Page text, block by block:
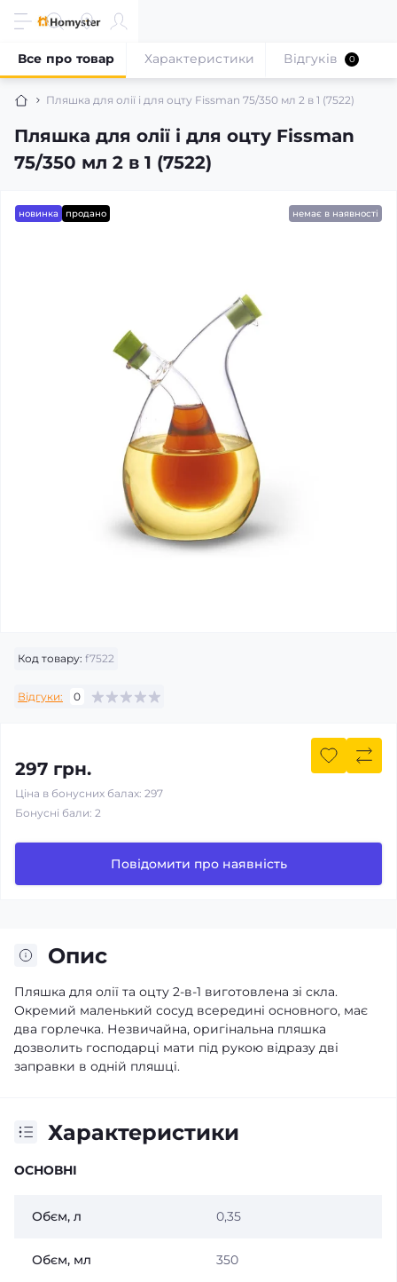
Пляшка для олії і для оцту Fissman 75/350 мл 2 в 1 (7522)
Пляшка для олії і для оцту Fissman
75/350 мл 2 в 1 (7522)
Все про товар Характеристики Відгуків 0
новинка продано немає в наявності
Код товару: f7522
Відгуки: 0
297 грн.
Ціна в бонусних балах: 297
Бонусні бали: 2
Повідомити про наявність
Опис
Пляшка для олії та оцту 2-в-1 виготовлена зі скла.
Окремий маленький сосуд всередині основного, має
два горлечка. Незвичайна, оригінальна пляшка
дозволить господарці мати під рукою відразу дві
заправки в одній пляшці.
Характеристики
ОСНОВНІ
Обєм, л 0,35
Обєм, мл 350